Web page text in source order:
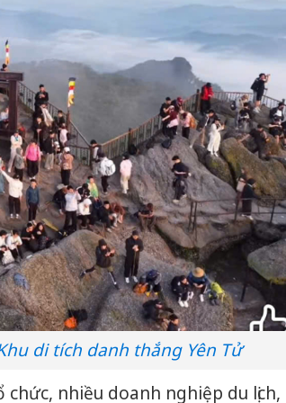
di tích danh thắng Yên Tử
nhiều doanh nghiệp du lịch,